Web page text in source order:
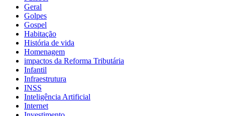
Geral
Golpes
Gospel
Habitação
História de vida
Homenagem
impactos da Reforma Tributária
Infantil
Infraestrutura
INSS
Inteligência Artificial
Internet